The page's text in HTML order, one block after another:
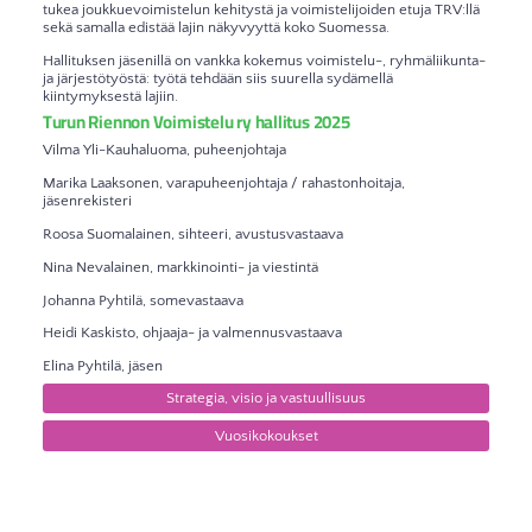
tukea joukkuevoimistelun kehitystä ja voimistelijoiden etuja TRV:llä
sekä samalla edistää lajin näkyvyyttä koko Suomessa.
Hallituksen jäsenillä on vankka kokemus voimistelu-, ryhmäliikunta-
ja järjestötyöstä: työtä tehdään siis suurella sydämellä
kiintymyksestä lajiin.
Turun Riennon Voimistelu ry hallitus 2025
Vilma Yli-Kauhaluoma, puheenjohtaja
Marika Laaksonen, varapuheenjohtaja / rahastonhoitaja,
jäsenrekisteri
Roosa Suomalainen, sihteeri, avustusvastaava
Nina Nevalainen, markkinointi- ja viestintä
Johanna Pyhtilä, somevastaava
Heidi Kaskisto, ohjaaja- ja valmennusvastaava
Elina Pyhtilä, jäsen
Strategia, visio ja vastuullisuus
Vuosikokoukset